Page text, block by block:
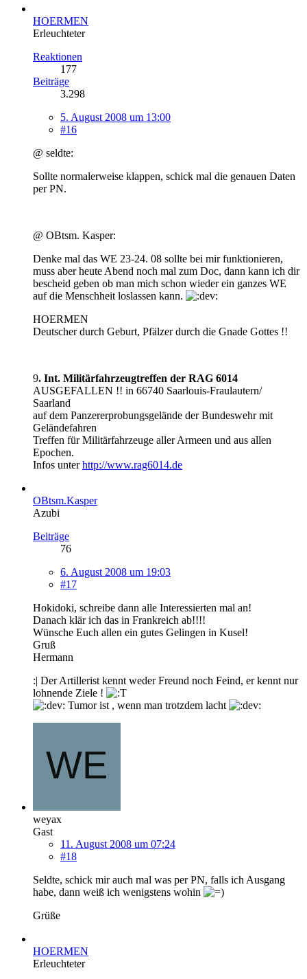
HOERMEN
Erleuchteter
Reaktionen
177
Beiträge
3.298
5. August 2008 um 13:00
#16
@ seldte:
Sollte normalerweise klappen, schick mal die genauen Daten
per PN.
@ OBtsm. Kasper:
Denke mal das WE 23-24. 08 sollte bei mir funktionieren,
muss aber heute Abend noch mal zum Doc, dann kann ich dir
bescheid geben ob man mich schon wieder ein ganzes WE
auf die Menschheit loslassen kann.
HOERMEN
Deutscher durch Geburt, Pfälzer durch die Gnade Gottes !!
9. Int. Militärfahrzeugtreffen der RAG 6014
AUSGEFALLEN !! in 66740 Saarlouis-Fraulautern/
Saarland
auf dem Panzererprobungsgelände der Bundeswehr mit
Geländefahren
Treffen für Militärfahrzeuge aller Armeen und aus allen
Epochen.
Infos unterhttp://www.rag6014.de
OBtsm.Kasper
Azubi
Beiträge
76
6. August 2008 um 19:03
#17
Hokidoki, schreibe dann alle Interessierten mal an!
Danach klär ich das in Frankreich ab!!!!
Wünsche Euch allen ein gutes Gelingen in Kusel!
Gruß
Hermann
:| Der Artillerist kennt weder Freund noch Feind, er kennt nur
lohnende Ziele !
Tumor ist , wenn man trotzdem lacht
weyax
Gast
11. August 2008 um 07:24
#18
Seldte, schick mir auch mal was per PN, falls ich Ausgang
habe, dann weiß ich wenigstens wohin
Grüße
HOERMEN
Erleuchteter